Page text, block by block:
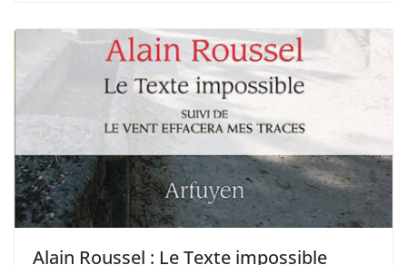
Alain Roussel : Le Texte impossible